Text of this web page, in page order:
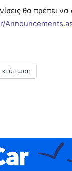
θα πρέπει